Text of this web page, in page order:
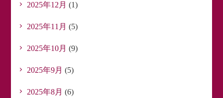
2025年12月 (1)
2025年11月 (5)
2025年10月 (9)
2025年9月 (5)
2025年8月 (6)